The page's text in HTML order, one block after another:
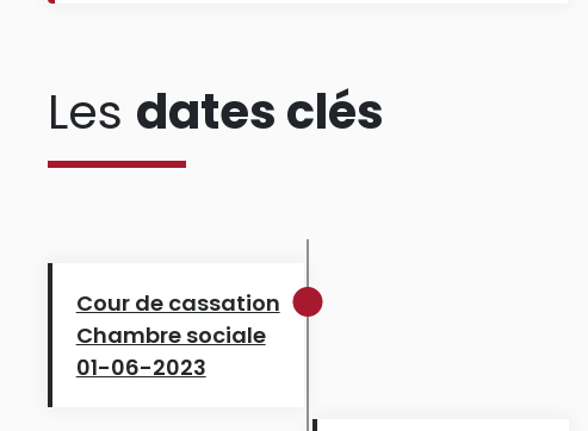
Les dates clés
Cour de cassation
Chambre sociale
01-06-2023